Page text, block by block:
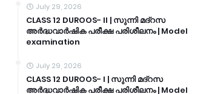
July 29, 2026
CLASS 12 DUROOS- II | സുന്നി മദ്റസ
അർദ്ധവാർഷിക പരീക്ഷ പരിശീലനം | Model
examination
July 29, 2026
CLASS 12 DUROOS- I | സുന്നി മദ്റസ
അർദ്ധവാർഷിക പരീക്ഷ പരിശീലനം | Model